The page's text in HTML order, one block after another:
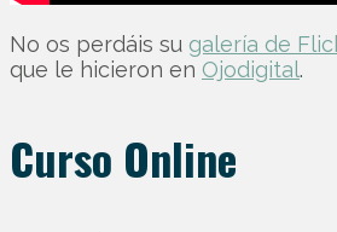
No os perdáis su galería de
que le hicieron en Ojodigital.
Curso Online